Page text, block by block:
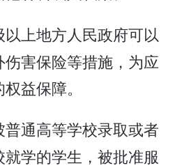
上地方人民政府可以
害保险等措施，为应
益保障。
通高等学校录取或者
学的学生，被批准服